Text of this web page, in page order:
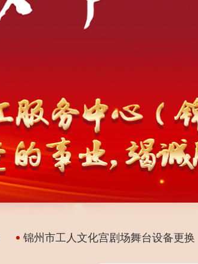
锦州市工人文化宫剧场舞台设备更换